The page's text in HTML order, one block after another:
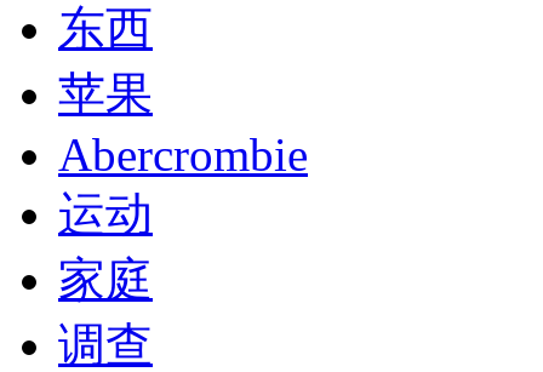
东西
苹果
Abercrombie
运动
家庭
调查